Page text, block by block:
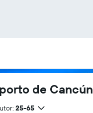
de Cancún
25-65